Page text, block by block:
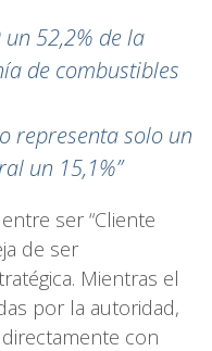
52,2% de la
de combustibles
representa solo un
un 15,1%”
ser “Cliente
de ser
Mientras el
por la autoridad,
con